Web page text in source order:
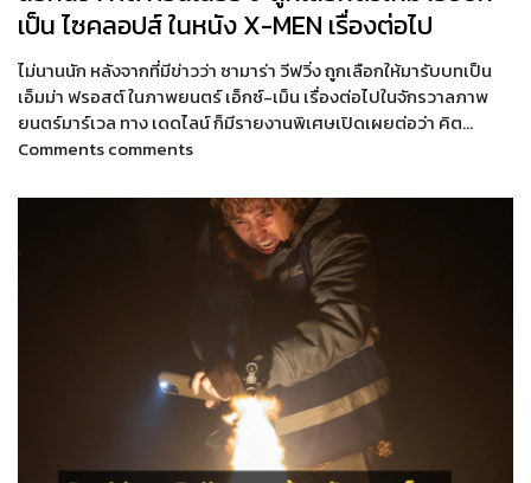
เป็น ไซคลอปส์ ในหนัง X-MEN เรื่องต่อไป
ไม่นานนัก หลังจากที่มีข่าวว่า ซามาร่า วีฟวิ่ง ถูกเลือกให้มารับบทเป็น
เอ็มม่า ฟรอสต์ ในภาพยนตร์ เอ็กซ์-เม็น เรื่องต่อไปในจักรวาลภาพ
ยนตร์มาร์เวล ทาง เดดไลน์ ก็มีรายงานพิเศษเปิดเผยต่อว่า คิต…
Comments comments